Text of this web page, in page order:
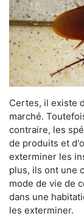
Certes, il existe
marché.
contraire, les
de produits et
exterminer les
plus, ils ont une
mode de vie de
dans une
les exterminer.